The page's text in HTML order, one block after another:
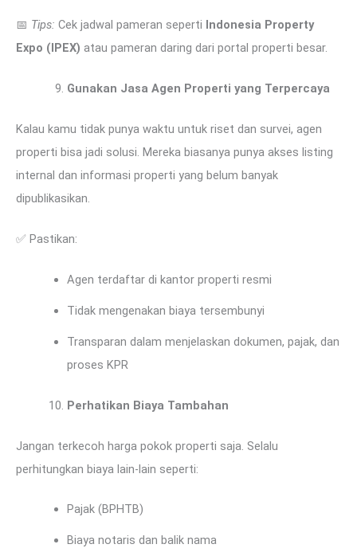
📅 Tips: Cek jadwal pameran seperti Indonesia Property
Expo (IPEX) atau pameran daring dari portal properti besar.
Gunakan Jasa Agen Properti yang Terpercaya
Kalau kamu tidak punya waktu untuk riset dan survei, agen
properti bisa jadi solusi. Mereka biasanya punya akses listing
internal dan informasi properti yang belum banyak
dipublikasikan.
✅ Pastikan:
Agen terdaftar di kantor properti resmi
Tidak mengenakan biaya tersembunyi
Transparan dalam menjelaskan dokumen, pajak, dan
proses KPR
Perhatikan Biaya Tambahan
Jangan terkecoh harga pokok properti saja. Selalu
perhitungkan biaya lain-lain seperti:
Pajak (BPHTB)
Biaya notaris dan balik nama